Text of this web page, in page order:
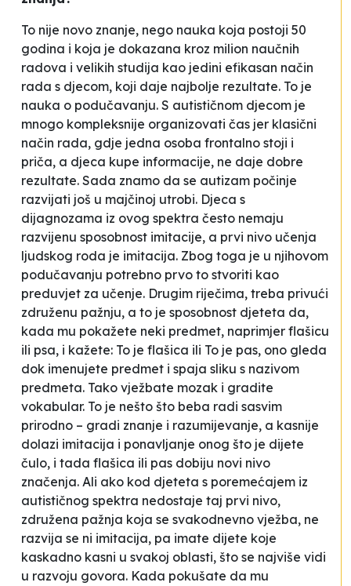
To nije novo znanje, nego nauka koja postoji 50
godina i koja je dokazana kroz milion naučnih
radova i velikih studija kao jedini efikasan način
rada s djecom, koji daje najbolje rezultate. To je
nauka o podučavanju. S autističnom djecom je
mnogo kompleksnije organizovati čas jer klasični
način rada, gdje jedna osoba frontalno stoji i
priča, a djeca kupe informacije, ne daje dobre
rezultate. Sada znamo da se autizam počinje
razvijati još u majčinoj utrobi. Djeca s
dijagnozama iz ovog spektra često nemaju
razvijenu sposobnost imitacije, a prvi nivo učenja
ljudskog roda je imitacija. Zbog toga je u njihovom
podučavanju potrebno prvo to stvoriti kao
preduvjet za učenje. Drugim riječima, treba privući
združenu pažnju, a to je sposobnost djeteta da,
kada mu pokažete neki predmet, naprimjer flašicu
ili psa, i kažete: To je flašica ili To je pas, ono gleda
dok imenujete predmet i spaja sliku s nazivom
predmeta. Tako vježbate mozak i gradite
vokabular. To je nešto što beba radi sasvim
prirodno – gradi znanje i razumijevanje, a kasnije
dolazi imitacija i ponavljanje onog što je dijete
čulo, i tada flašica ili pas dobiju novi nivo
značenja. Ali ako kod djeteta s poremećajem iz
autističnog spektra nedostaje taj prvi nivo,
združena pažnja koja se svakodnevno vježba, ne
razvija se ni imitacija, pa imate dijete koje
kaskadno kasni u svakoj oblasti, što se najviše vidi
u razvoju govora. Kada pokušate da mu